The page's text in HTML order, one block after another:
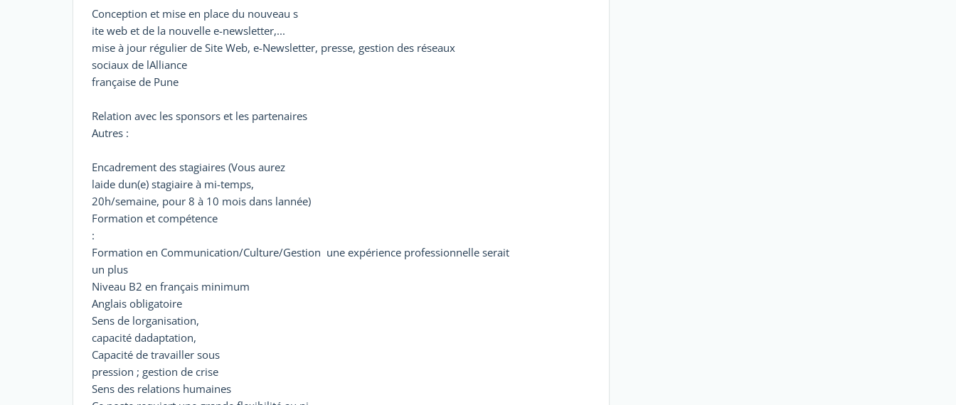
Conception et mise en place du nouveau s
ite web et de la nouvelle e-newsletter,...
mise à jour régulier de Site Web, e-Newsletter, presse, gestion des réseaux
sociaux de lAlliance
française de Pune
Relation avec les sponsors et les partenaires
Autres :
Encadrement des stagiaires (Vous aurez
laide dun(e) stagiaire à mi-temps,
20h/semaine, pour 8 à 10 mois dans lannée)
Formation et compétence
:
Formation en Communication/Culture/Gestion  une expérience professionnelle serait
un plus
Niveau B2 en français minimum
Anglais obligatoire
Sens de lorganisation,
capacité dadaptation,
Capacité de travailler sous
pression ; gestion de crise
Sens des relations humaines